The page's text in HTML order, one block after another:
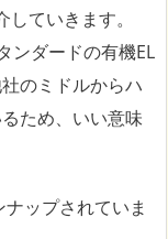
ていきます。
ンダードの有機EL
のミドルからハ
ため、いい意味
ナップされていま